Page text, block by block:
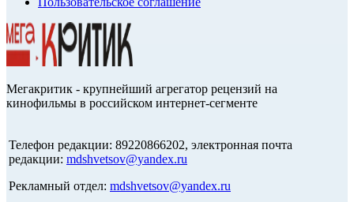
Мегакритик - крупнейший агрегатор рецензий на
кинофильмы в российском интернет-сегменте
Телефон редакции: 89220866202, электронная почта
редакции: mdshvetsov@yandex.ru
Рекламный отдел: mdshvetsov@yandex.ru